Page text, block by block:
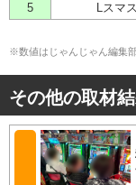
5
Lスマ
※数値はじゃんじゃん編集
その他の取材